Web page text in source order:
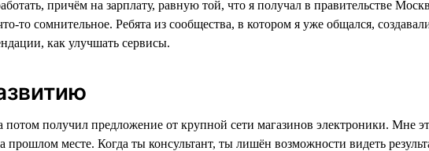
причём на зарплату, равную той, что я получал в правительстве
то сомнительное. Ребята из сообщества, в котором я уже общался,
как улучшать сервисы.
потом получил предложение от крупной сети магазинов электроники. Мне
месте. Когда ты консультант, ты лишён возможности видеть